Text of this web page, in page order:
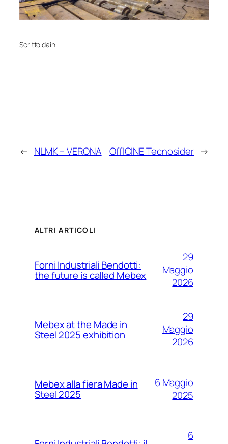
Scritto dain
← NLMK – VERONA OffICINE Tecnosider →
ALTRI ARTICOLI
Forni Industriali Bendotti:
the future is called Mebex
29
Maggio
2026
Mebex at the Made in
Steel 2025 exhibition
29
Maggio
2026
Mebex alla fiera Made in
Steel 2025
6 Maggio
2025
6